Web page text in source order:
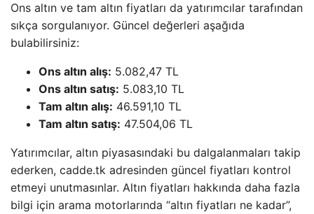
Ons altın ve tam altın fiyatları da yatırımcılar tarafından
sıkça sorgulanıyor. Güncel değerleri aşağıda
bulabilirsiniz:
Ons altın alış: 5.082,47 TL
Ons altın satış: 5.083,10 TL
Tam altın alış: 46.591,10 TL
Tam altın satış: 47.504,06 TL
Yatırımcılar, altın piyasasındaki bu dalgalanmaları takip
ederken, cadde.tk adresinden güncel fiyatları kontrol
etmeyi unutmasınlar. Altın fiyatları hakkında daha fazla
bilgi için arama motorlarında “altın fiyatları ne kadar”,